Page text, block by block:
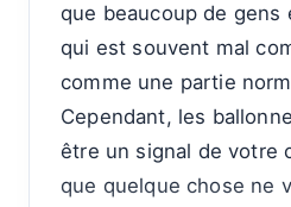
que beaucoup de gens
qui est souvent mal
comme une partie
Cependant, les
être un signal de votre
que quelque chose ne